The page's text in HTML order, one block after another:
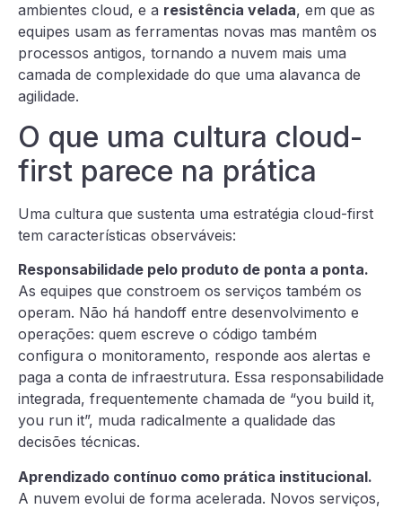
ambientes cloud, e a resistência velada, em que as
equipes usam as ferramentas novas mas mantêm os
processos antigos, tornando a nuvem mais uma
camada de complexidade do que uma alavanca de
agilidade.
O que uma cultura cloud-
first parece na prática
Uma cultura que sustenta uma estratégia cloud-first
tem características observáveis:
Responsabilidade pelo produto de ponta a ponta.
As equipes que constroem os serviços também os
operam. Não há handoff entre desenvolvimento e
operações: quem escreve o código também
configura o monitoramento, responde aos alertas e
paga a conta de infraestrutura. Essa responsabilidade
integrada, frequentemente chamada de “you build it,
you run it”, muda radicalmente a qualidade das
decisões técnicas.
Aprendizado contínuo como prática institucional.
A nuvem evolui de forma acelerada. Novos serviços,